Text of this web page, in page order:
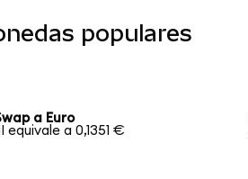
populares
a Euro
equivale a 0,1351 €